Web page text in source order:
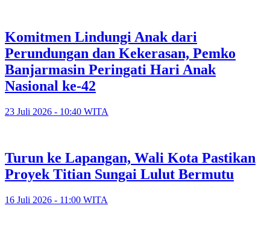
Komitmen Lindungi Anak dari
Perundungan dan Kekerasan, Pemko
Banjarmasin Peringati Hari Anak
Nasional ke-42
23 Juli 2026 - 10:40 WITA
Turun ke Lapangan, Wali Kota Pastikan
Proyek Titian Sungai Lulut Bermutu
16 Juli 2026 - 11:00 WITA